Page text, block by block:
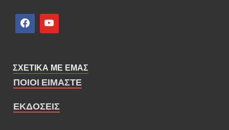
ΣΧΕΤΙΚΑ ΜΕ ΕΜΑΣ
ΠΟΙΟΙ ΕΙΜΑΣΤΕ
ΕΚΔΟΣΕΙΣ